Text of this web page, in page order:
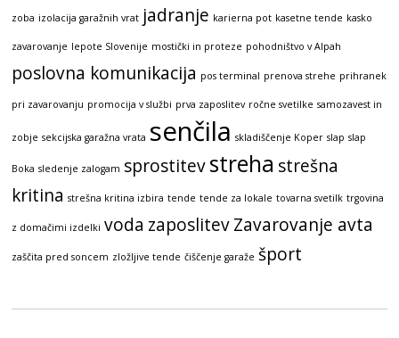
zoba izolacija garažnih vrat jadranje karierna pot kasetne tende kasko
zavarovanje lepote Slovenije mostički in proteze pohodništvo v Alpah
poslovna komunikacija pos terminal prenova strehe prihranek
pri zavarovanju promocija v službi prva zaposlitev ročne svetilke samozavest in
zobje sekcijska garažna vrata senčila skladiščenje Koper slap slap
Boka sledenje zalogam sprostitevstreha strešna
kritina strešna kritina izbira tende tende za lokale tovarna svetilk trgovina
z domačimi izdelki voda zaposlitevZavarovanje avta
zaščita pred soncem zložljive tende čiščenje garaže šport